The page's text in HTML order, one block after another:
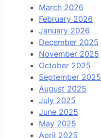
March 2026
February 2026
January 2026
December 2025
November 2025
October 2025
September 2025
August 2025
July 2025
June 2025
May 2025
April 2025